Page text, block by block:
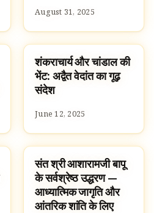
August 31, 2025
CULTURE
शंकराचार्य और चांडाल की
भेंट: अद्वैत वेदांत का गूढ़
संदेश
June 12, 2025
UNCATEGORIZED
संत श्री आशारामजी बापू
के सर्वश्रेष्ठ उद्धरण —
आध्यात्मिक जागृति और
आंतरिक शांति के लिए